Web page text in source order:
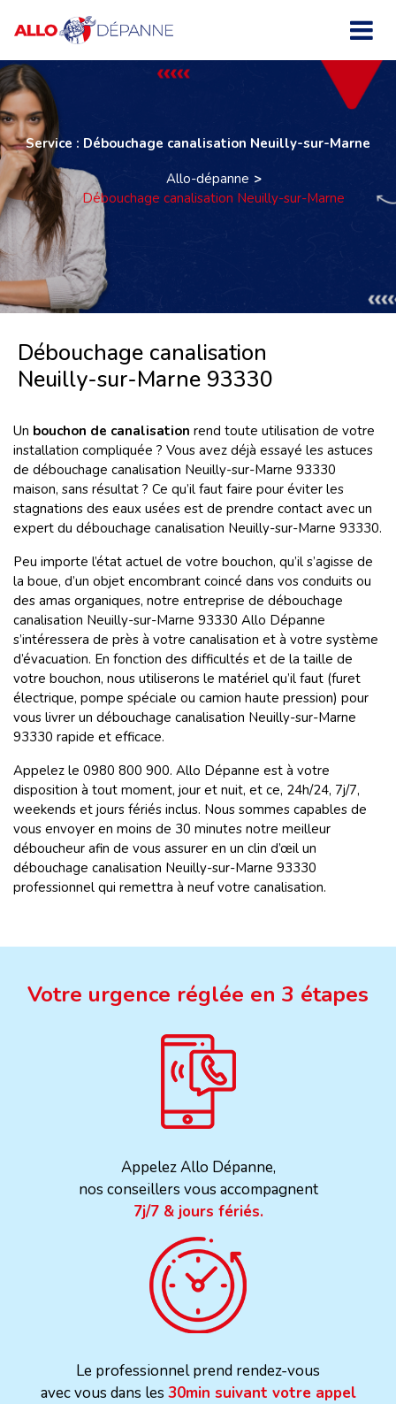
Service : Débouchage canalisation Neuilly-sur-Marne
Allo-dépanne
Débouchage canalisation Neuilly-sur-Marne
Débouchage canalisation
Neuilly-sur-Marne 93330
Un bouchon de canalisation rend toute utilisation de votre
installation compliquée ? Vous avez déjà essayé les astuces
de débouchage canalisation Neuilly-sur-Marne 93330
maison, sans résultat ? Ce qu’il faut faire pour éviter les
stagnations des eaux usées est de prendre contact avec un
expert du débouchage canalisation Neuilly-sur-Marne 93330.
Peu importe l’état actuel de votre bouchon, qu’il s’agisse de
la boue, d’un objet encombrant coincé dans vos conduits ou
des amas organiques, notre entreprise de débouchage
canalisation Neuilly-sur-Marne 93330 Allo Dépanne
s’intéressera de près à votre canalisation et à votre système
d’évacuation. En fonction des difficultés et de la taille de
votre bouchon, nous utiliserons le matériel qu’il faut (furet
électrique, pompe spéciale ou camion haute pression) pour
vous livrer un débouchage canalisation Neuilly-sur-Marne
93330 rapide et efficace.
Appelez le 0980 800 900. Allo Dépanne est à votre
disposition à tout moment, jour et nuit, et ce, 24h/24, 7j/7,
weekends et jours fériés inclus. Nous sommes capables de
vous envoyer en moins de 30 minutes notre meilleur
déboucheur afin de vous assurer en un clin d’œil un
débouchage canalisation Neuilly-sur-Marne 93330
professionnel qui remettra à neuf votre canalisation.
Votre urgence réglée en 3 étapes
Appelez Allo Dépanne,
nos conseillers vous accompagnent
7j/7 & jours fériés.
Le professionnel prend rendez-vous
avec vous dans les 30min suivant votre appel